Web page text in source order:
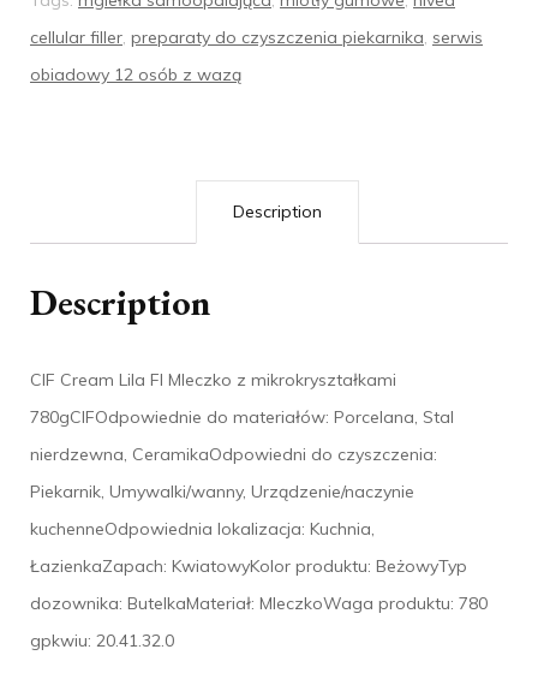
cellular filler, preparaty do czyszczenia piekarnika, serwis
obiadowy 12 osób z wazą
Description
Description
CIF Cream Lila Fl Mleczko z mikrokryształkami
780gCIFOdpowiednie do materiałów: Porcelana, Stal
nierdzewna, CeramikaOdpowiedni do czyszczenia:
Piekarnik, Umywalki/wanny, Urządzenie/naczynie
kuchenneOdpowiednia lokalizacja: Kuchnia,
ŁazienkaZapach: KwiatowyKolor produktu: BeżowyTyp
dozownika: ButelkaMateriał: MleczkoWaga produktu: 780
gpkwiu: 20.41.32.0